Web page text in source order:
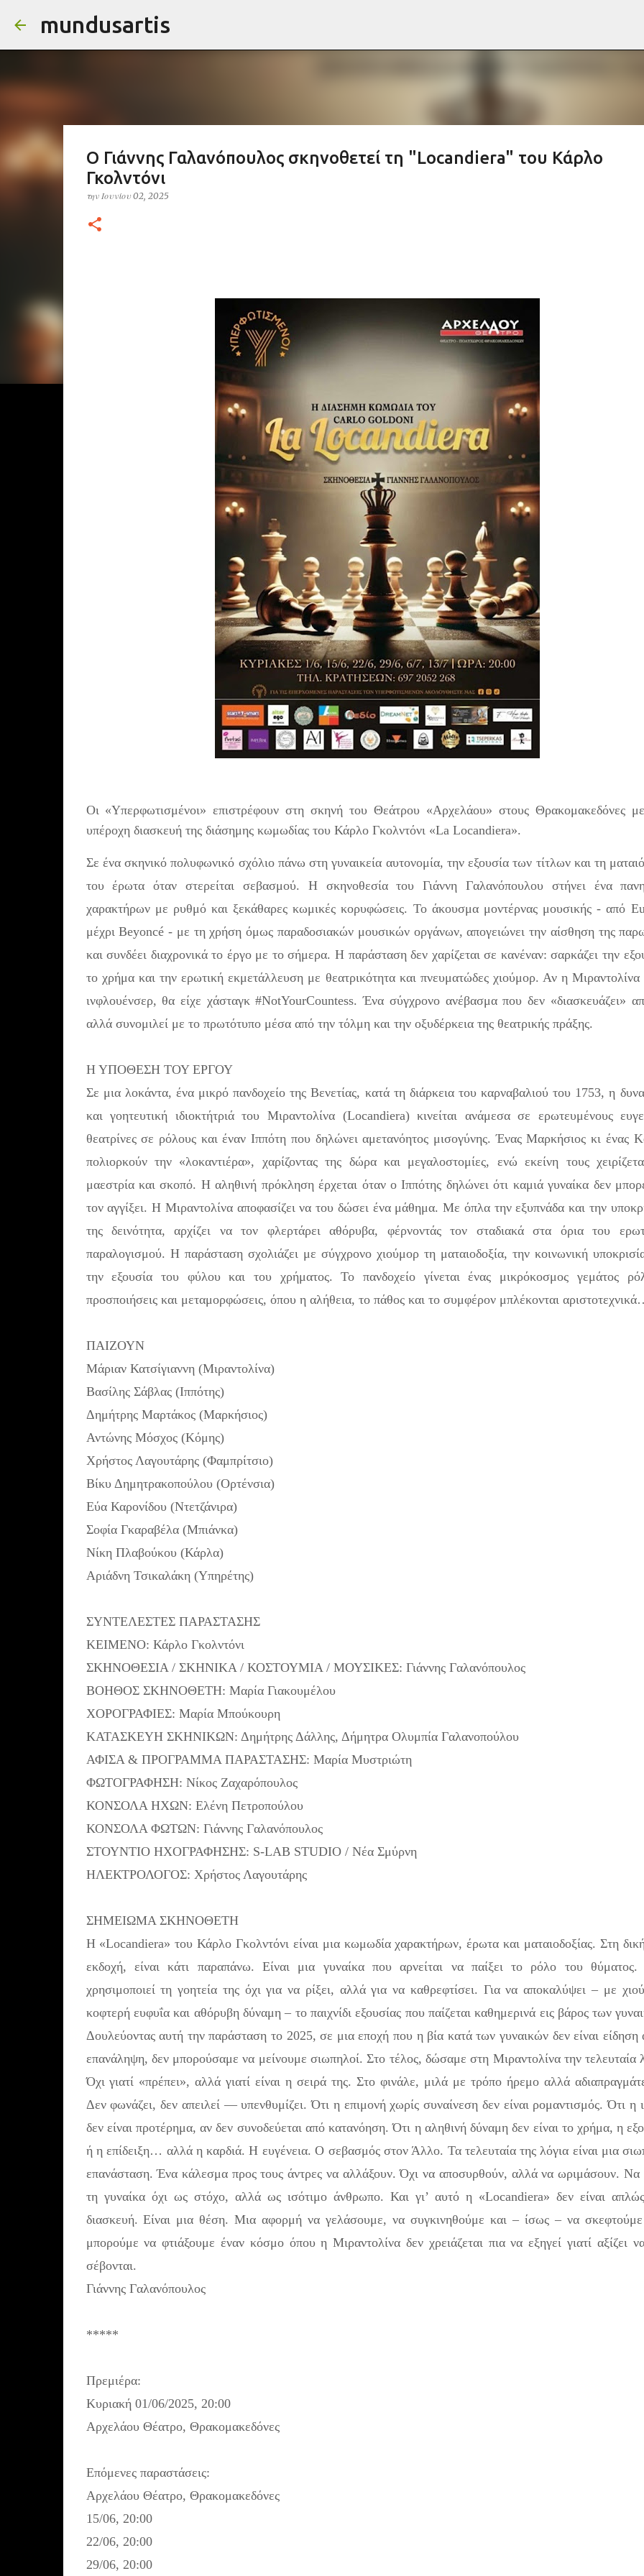
mundusartis
Ο Γιάννης Γαλανόπουλος σκηνοθετεί τη "Locandiera" του Κάρλο
Γκολντόνι
την Ιουνίου 02, 2025
Οι «Υπερφωτισμένοι» επιστρέφουν στη σκηνή του Θεάτρου «Αρχελάου» στους Θρακομακεδόνες
υπέροχη διασκευή της διάσημης κωμωδίας του Κάρλο Γκολντόνι «La Locandiera».
Σε ένα σκηνικό πολυφωνικό σχόλιο πάνω στη γυναικεία αυτονομία, την εξουσία των τίτλων και τη
του έρωτα όταν στερείται σεβασμού. Η σκηνοθεσία του Γιάννη Γαλανόπουλου στήνει ένα
χαρακτήρων με ρυθμό και ξεκάθαρες κωμικές κορυφώσεις. Το άκουσμα μοντέρνας μουσικής - από
μέχρι Beyoncé - με τη χρήση όμως παραδοσιακών μουσικών οργάνων, απογειώνει την αίσθηση της
και συνδέει διαχρονικά το έργο με το σήμερα. Η παράσταση δεν χαρίζεται σε κανέναν: σαρκάζει την
το χρήμα και την ερωτική εκμετάλλευση με θεατρικότητα και πνευματώδες χιούμορ. Αν η Μιραντολίνα
ινφλουένσερ, θα είχε χάσταγκ #NotYourCountess. Ένα σύγχρονο ανέβασμα που δεν «διασκευάζει»
αλλά συνομιλεί με το πρωτότυπο μέσα από την τόλμη και την οξυδέρκεια της θεατρικής πράξης.
Η ΥΠΟΘΕΣΗ ΤΟΥ ΕΡΓΟΥ
Σε μια λοκάντα, ένα μικρό πανδοχείο της Βενετίας, κατά τη διάρκεια του καρναβαλιού του 1753, η
και γοητευτική ιδιοκτήτριά του Μιραντολίνα (Locandiera) κινείται ανάμεσα σε ερωτευμένους
θεατρίνες σε ρόλους και έναν Ιππότη που δηλώνει αμετανόητος μισογύνης. Ένας Μαρκήσιος κι ένας
πολιορκούν την «λοκαντιέρα», χαρίζοντας της δώρα και μεγαλοστομίες, ενώ εκείνη τους
μαεστρία και σκοπό. Η αληθινή πρόκληση έρχεται όταν ο Ιππότης δηλώνει ότι καμιά γυναίκα δεν
τον αγγίξει. Η Μιραντολίνα αποφασίζει να του δώσει ένα μάθημα. Με όπλα την εξυπνάδα και την
της δεινότητα, αρχίζει να τον φλερτάρει αθόρυβα, φέρνοντάς τον σταδιακά στα όρια του
παραλογισμού. Η παράσταση σχολιάζει με σύγχρονο χιούμορ τη ματαιοδοξία, την κοινωνική
την εξουσία του φύλου και του χρήματος. Το πανδοχείο γίνεται ένας μικρόκοσμος γεμάτος
προσποιήσεις και μεταμορφώσεις, όπου η αλήθεια, το πάθος και το συμφέρον μπλέκονται
ΠΑΙΖΟΥΝ
Μάριαν Κατσίγιαννη (Μιραντολίνα)
Βασίλης Σάβλας (Ιππότης)
Δημήτρης Μαρτάκος (Μαρκήσιος)
Αντώνης Μόσχος (Κόμης)
Χρήστος Λαγουτάρης (Φαμπρίτσιο)
Βίκυ Δημητρακοπούλου (Ορτένσια)
Εύα Καρονίδου (Ντετζάνιρα)
Σοφία Γκαραβέλα (Μπιάνκα)
Νίκη Πλαβούκου (Κάρλα)
Αριάδνη Τσικαλάκη (Υπηρέτης)
ΣΥΝΤΕΛΕΣΤΕΣ ΠΑΡΑΣΤΑΣΗΣ
ΚΕΙΜΕΝΟ: Κάρλο Γκολντόνι
ΣΚΗΝΟΘΕΣΙΑ / ΣΚΗΝΙΚΑ / ΚΟΣΤΟΥΜΙΑ / ΜΟΥΣΙΚΕΣ: Γιάννης Γαλανόπουλος
ΒΟΗΘΟΣ ΣΚΗΝΟΘΕΤΗ: Μαρία Γιακουμέλου
ΧΟΡΟΓΡΑΦΙΕΣ: Μαρία Μπούκουρη
ΚΑΤΑΣΚΕΥΗ ΣΚΗΝΙΚΩΝ: Δημήτρης Δάλλης, Δήμητρα Ολυμπία Γαλανοπούλου
ΑΦΙΣΑ & ΠΡΟΓΡΑΜΜΑ ΠΑΡΑΣΤΑΣΗΣ: Μαρία Μυστριώτη
ΦΩΤΟΓΡΑΦΗΣΗ: Νίκος Ζαχαρόπουλος
ΚΟΝΣΟΛΑ ΗΧΩΝ: Ελένη Πετροπούλου
ΚΟΝΣΟΛΑ ΦΩΤΩΝ: Γιάννης Γαλανόπουλος
ΣΤΟΥΝΤΙΟ ΗΧΟΓΡΑΦΗΣΗΣ: S-LAB STUDIO / Νέα Σμύρνη
ΗΛΕΚΤΡΟΛΟΓΟΣ: Χρήστος Λαγουτάρης
ΣΗΜΕΙΩΜΑ ΣΚΗΝΟΘΕΤΗ
Η «Locandiera» του Κάρλο Γκολντόνι είναι μια κωμωδία χαρακτήρων, έρωτα και ματαιοδοξίας. Στη
εκδοχή, είναι κάτι παραπάνω. Είναι μια γυναίκα που αρνείται να παίξει το ρόλο του
χρησιμοποιεί τη γοητεία της όχι για να ρίξει, αλλά για να καθρεφτίσει. Για να αποκαλύψει – με
κοφτερή ευφυΐα και αθόρυβη δύναμη – το παιχνίδι εξουσίας που παίζεται καθημερινά εις βάρος των
Δουλεύοντας αυτή την παράσταση το 2025, σε μια εποχή που η βία κατά των γυναικών δεν είναι είδηση
επανάληψη, δεν μπορούσαμε να μείνουμε σιωπηλοί. Στο τέλος, δώσαμε στη Μιραντολίνα την τελευταία
Όχι γιατί «πρέπει», αλλά γιατί είναι η σειρά της. Στο φινάλε, μιλά με τρόπο ήρεμο αλλά
Δεν φωνάζει, δεν απειλεί — υπενθυμίζει. Ότι η επιμονή χωρίς συναίνεση δεν είναι ρομαντισμός. Ότι η
δεν είναι προτέρημα, αν δεν συνοδεύεται από κατανόηση. Ότι η αληθινή δύναμη δεν είναι το χρήμα, η
ή η επίδειξη… αλλά η καρδιά. Η ευγένεια. Ο σεβασμός στον Άλλο. Τα τελευταία της λόγια είναι μια
επανάσταση. Ένα κάλεσμα προς τους άντρες να αλλάξουν. Όχι να αποσυρθούν, αλλά να ωριμάσουν. Να
τη γυναίκα όχι ως στόχο, αλλά ως ισότιμο άνθρωπο. Και γι’ αυτό η «Locandiera» δεν είναι
διασκευή. Είναι μια θέση. Μια αφορμή να γελάσουμε, να συγκινηθούμε και – ίσως – να
μπορούμε να φτιάξουμε έναν κόσμο όπου η Μιραντολίνα δεν χρειάζεται πια να εξηγεί γιατί αξίζει
σέβονται.
Γιάννης Γαλανόπουλος
*****
Πρεμιέρα:
Κυριακή 01/06/2025, 20:00
Αρχελάου Θέατρο, Θρακομακεδόνες
Επόμενες παραστάσεις:
Αρχελάου Θέατρο, Θρακομακεδόνες
15/06, 20:00
22/06, 20:00
29/06, 20:00